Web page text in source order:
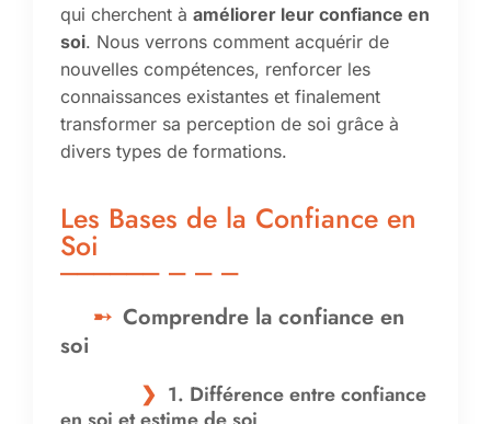
qui cherchent à améliorer leur confiance en
soi. Nous verrons comment acquérir de
nouvelles compétences, renforcer les
connaissances existantes et finalement
transformer sa perception de soi grâce à
divers types de formations.
Les Bases de la Confiance en
Soi
Comprendre la confiance en
soi
1. Différence entre confiance